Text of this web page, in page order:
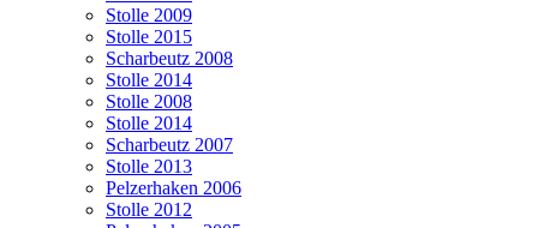
Stolle 2009
Stolle 2015
Scharbeutz 2008
Stolle 2014
Stolle 2008
Stolle 2014
Scharbeutz 2007
Stolle 2013
Pelzerhaken 2006
Stolle 2012